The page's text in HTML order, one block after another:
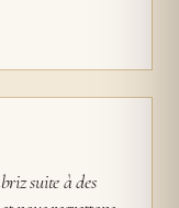
suite à des